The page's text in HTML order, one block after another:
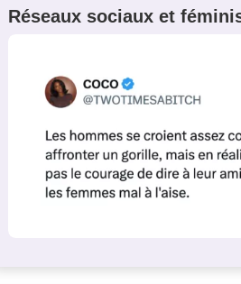
Réseaux sociaux et